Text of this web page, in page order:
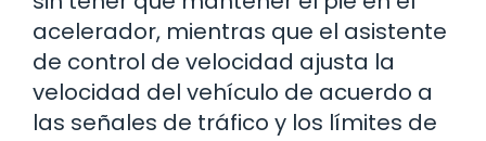
acelerador, mientras que el asistente
de control de velocidad ajusta la
velocidad del vehículo de acuerdo a
las señales de tráfico y los límites de